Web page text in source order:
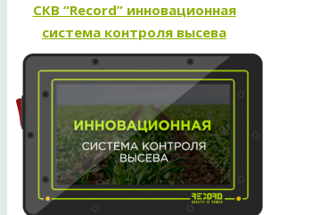
СКВ “Record” инновационная
система контроля высева